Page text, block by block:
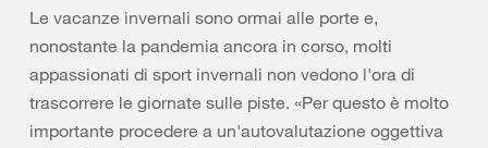
Le vacanze invernali sono ormai alle porte e,
nonostante la pandemia ancora in corso, molti
appassionati di sport invernali non vedono l'ora di
trascorrere le giornate sulle piste. «Per questo è molto
importante procedere a un'autovalutazione oggettiva